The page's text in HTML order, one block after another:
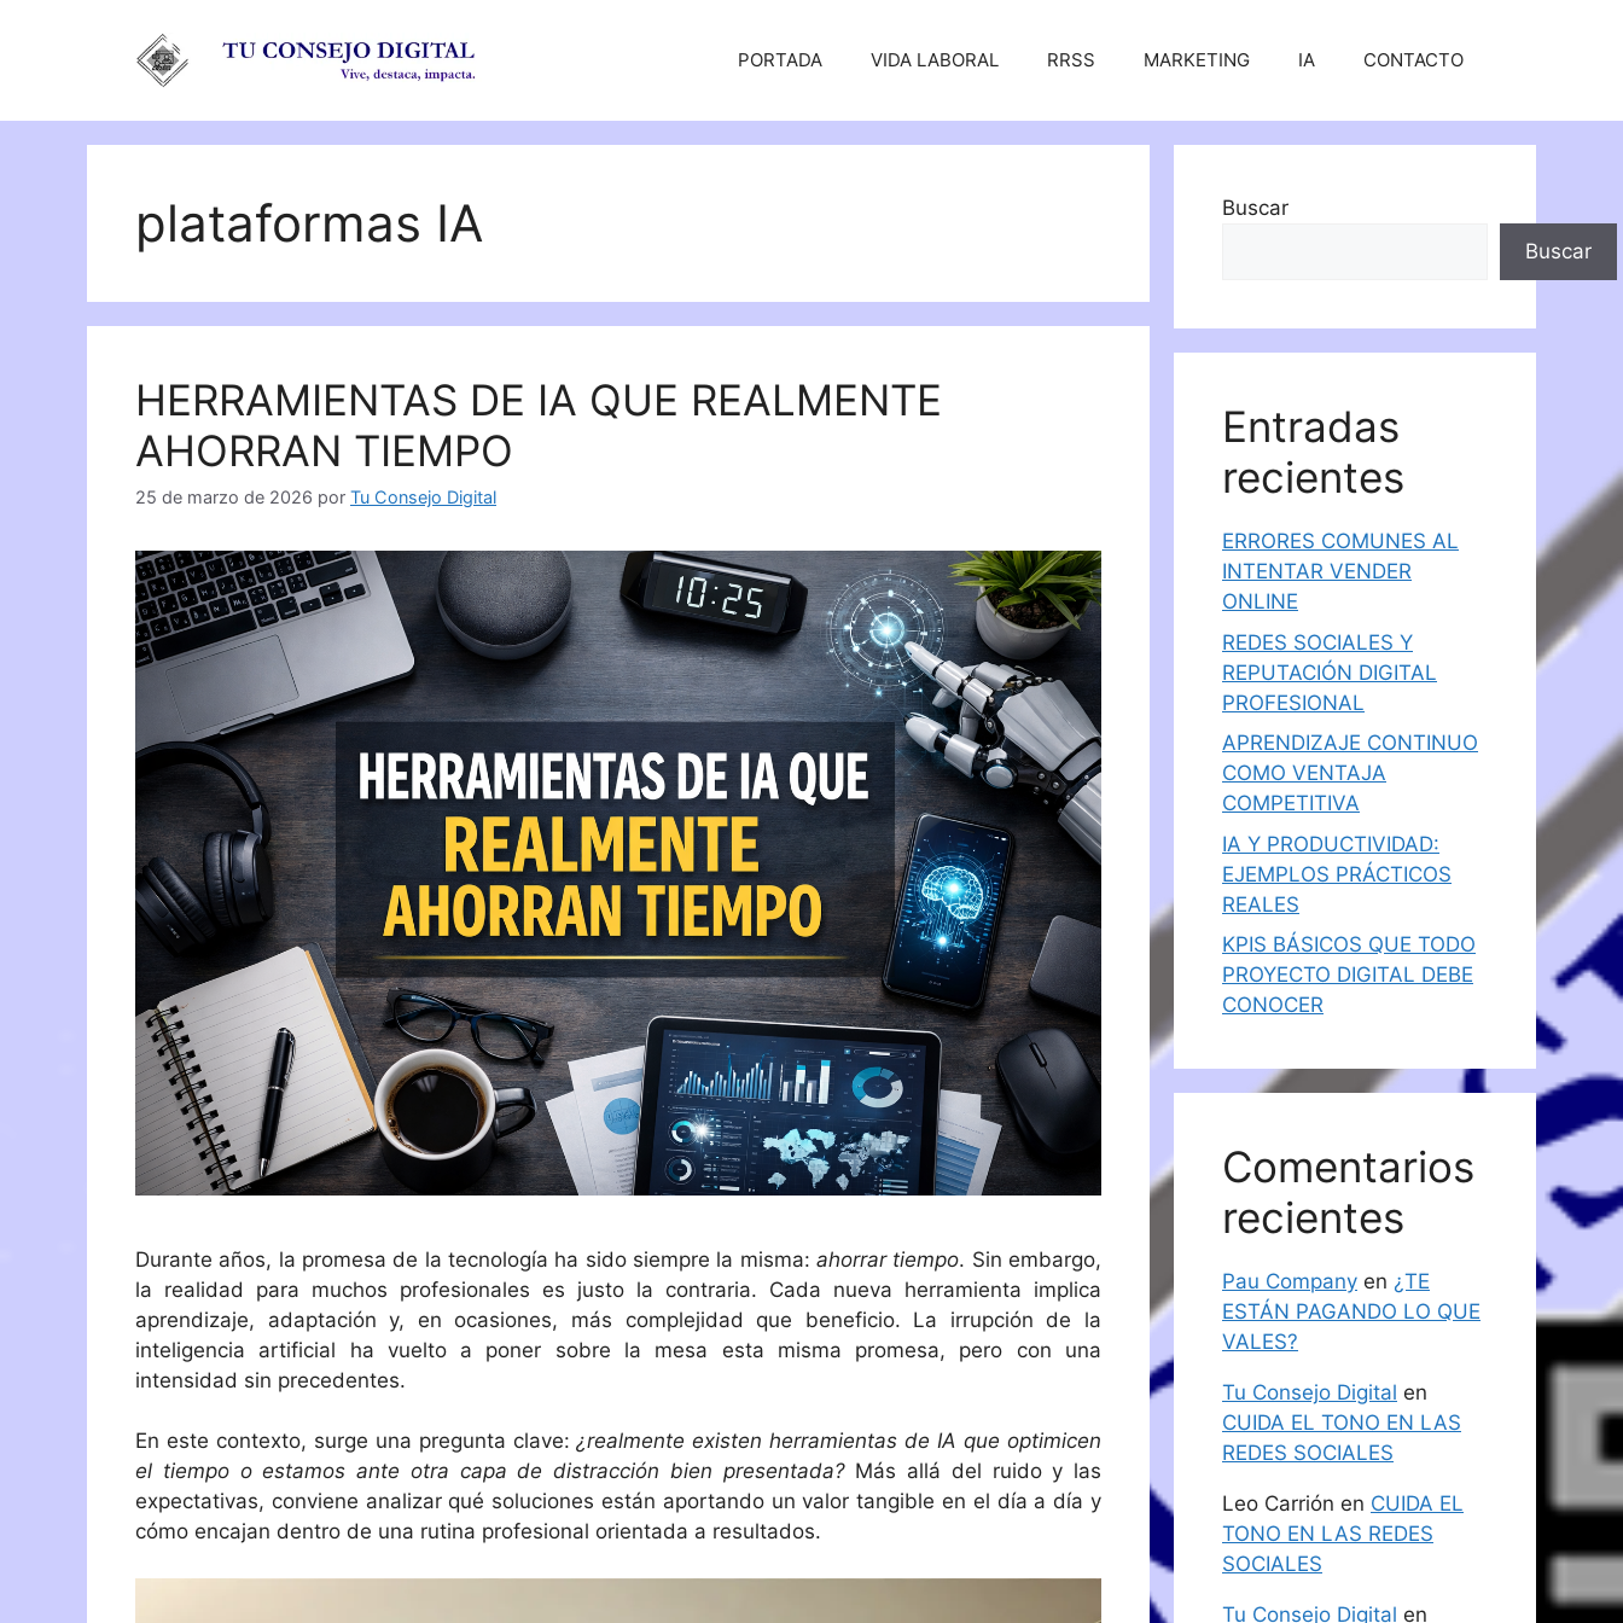
PORTADA VIDA LABORAL RRSS MARKETING IA CONTACTO
plataformas IA
HERRAMIENTAS DE IA QUE REALMENTE
AHORRAN TIEMPO
25 de marzo de 2026 por Tu Consejo Digital
Durante años, la promesa de la tecnología ha sido siempre la misma: ahorrar tiempo. Sin embargo,
la realidad para muchos profesionales es justo la contraria. Cada nueva herramienta implica
aprendizaje, adaptación y, en ocasiones, más complejidad que beneficio. La irrupción de la
inteligencia artificial ha vuelto a poner sobre la mesa esta misma promesa, pero con una
intensidad sin precedentes.
En este contexto, surge una pregunta clave:¿realmente existen herramientas de IA que optimicen
el tiempo o estamos ante otra capa de distracción bien presentada?Más allá del ruido y las
expectativas, conviene analizar qué soluciones están aportando un valor tangible en el día a día y
cómo encajan dentro de una rutina profesional orientada a resultados.
Buscar
Buscar
Entradas
recientes
ERRORES COMUNES AL
INTENTAR VENDER
ONLINE
REDES SOCIALES Y
REPUTACIÓN DIGITAL
PROFESIONAL
APRENDIZAJE CONTINUO
COMO VENTAJA
COMPETITIVA
IA Y PRODUCTIVIDAD:
EJEMPLOS PRÁCTICOS
REALES
KPIS BÁSICOS QUE TODO
PROYECTO DIGITAL DEBE
CONOCER
Comentarios
recientes
Pau Company en ¿TE
ESTÁN PAGANDO LO QUE
VALES?
Tu Consejo Digital en
CUIDA EL TONO EN LAS
REDES SOCIALES
Leo Carrión en CUIDA EL
TONO EN LAS REDES
SOCIALES
Tu Consejo Digital en